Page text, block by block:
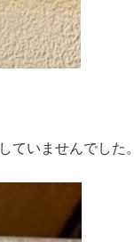
ていませんでした。